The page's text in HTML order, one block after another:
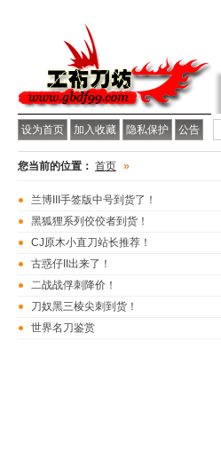
设为首页 加入收藏 隐私保护 公告
您当前的位置： 首页 »
兰博III手签版中号到货了！
黑狐狸系列佼佼者到货！
CJ原木小直刀站长推荐！
古惑仔II出来了！
二战战俘刺降价！
刀奴黑三棱尖刺到货！
世界名刀鉴赏